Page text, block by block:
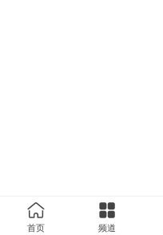
首页 频道